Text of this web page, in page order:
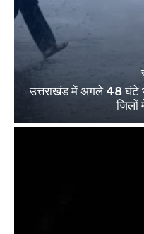
उत्तराखंड में अगले 48 घंटे
जिलों